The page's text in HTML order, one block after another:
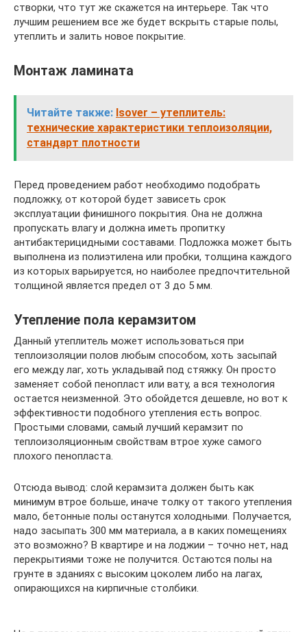
створки, что тут же скажется на интерьере. Так что
лучшим решением все же будет вскрыть старые полы,
утеплить и залить новое покрытие.
Монтаж ламината
Читайте также: Isover – утеплитель:
технические характеристики теплоизоляции,
стандарт плотности
Перед проведением работ необходимо подобрать
подложку, от которой будет зависеть срок
эксплуатации финишного покрытия. Она не должна
пропускать влагу и должна иметь пропитку
антибактерицидными составами. Подложка может быть
выполнена из полиэтилена или пробки, толщина каждого
из которых варьируется, но наиболее предпочтительной
толщиной является предел от 3 до 5 мм.
Утепление пола керамзитом
Данный утеплитель может использоваться при
теплоизоляции полов любым способом, хоть засыпай
его между лаг, хоть укладывай под стяжку. Он просто
заменяет собой пенопласт или вату, а вся технология
остается неизменной. Это обойдется дешевле, но вот к
эффективности подобного утепления есть вопрос.
Простыми словами, самый лучший керамзит по
теплоизоляционным свойствам втрое хуже самого
плохого пенопласта.
Отсюда вывод: слой керамзита должен быть как
минимум втрое больше, иначе толку от такого утепления
мало, бетонные полы останутся холодными. Получается,
надо засыпать 300 мм материала, а в каких помещениях
это возможно? В квартире и на лоджии – точно нет, над
перекрытиями тоже не получится. Остаются полы на
грунте в зданиях с высоким цоколем либо на лагах,
опирающихся на кирпичные столбики.